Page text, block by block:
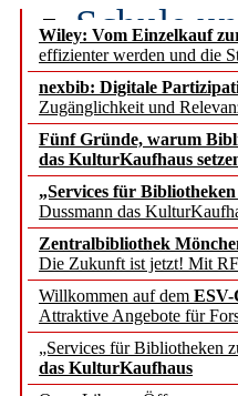
Wiley: Vom Einzelkauf
effizienter werden und die
nexbib: Digitale
Zugänglichkeit und
Fünf Gründe, warum
das KulturKaufhaus
„Services für
Dussmann das
Zentralbibliothek
Die Zukunft ist jetzt! Mit
Willkommen auf dem ESV-
Attraktive Angebote für
„Services für Bibliotheken
das KulturKaufhaus
Schule
Segment
angepasst
Mohr